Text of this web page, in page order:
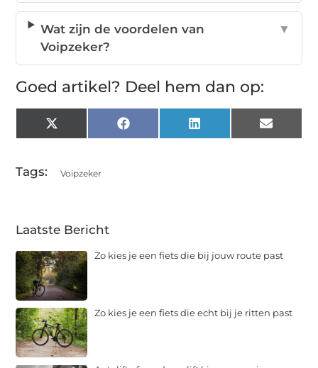
Wat zijn de voordelen van
Voipzeker?
▼
Goed artikel? Deel hem dan op:
X
(Twitter)
Facebook LinkedIn Email
Tags: Voipzeker
Laatste Bericht
Zo kies je een fiets die bij jouw route past
Zo kies je een fiets die echt bij je ritten past